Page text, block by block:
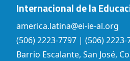
Internacional de la
america.latina@ei-ie-al.org
(506) 2223-7797 | (506) 2223-
Barrio Escalante, San José,